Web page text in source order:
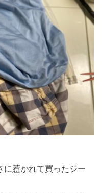
に惹かれて買ったジー